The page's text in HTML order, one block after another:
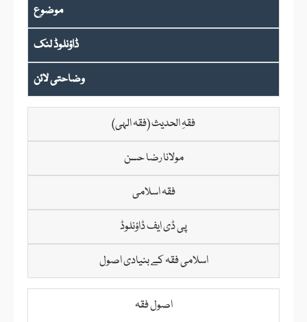
موضوع
ڈاؤنلوڈ لنک
وضاحتی لائن
فقہِ الحدیث (فقہ الہی)
مولانا رضا حسن
فقہ اسلامی
پی ڈی ایف ڈاؤنلوڈ
اسلامی فقہ کے بنیادی اصول
اصول فقہ